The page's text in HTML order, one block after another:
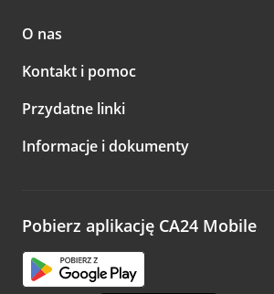
O nas
Kontakt i pomoc
Przydatne linki
Informacje i dokumenty
Pobierz aplikację CA24 Mobile